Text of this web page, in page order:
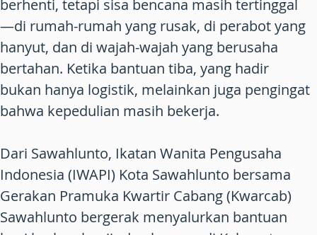
berhenti, tetapi sisa bencana masih tertinggal
—di rumah-rumah yang rusak, di perabot yang
hanyut, dan di wajah-wajah yang berusaha
bertahan. Ketika bantuan tiba, yang hadir
bukan hanya logistik, melainkan juga pengingat
bahwa kepedulian masih bekerja.
Dari Sawahlunto, Ikatan Wanita Pengusaha
Indonesia (IWAPI) Kota Sawahlunto bersama
Gerakan Pramuka Kwartir Cabang (Kwarcab)
Sawahlunto bergerak menyalurkan bantuan